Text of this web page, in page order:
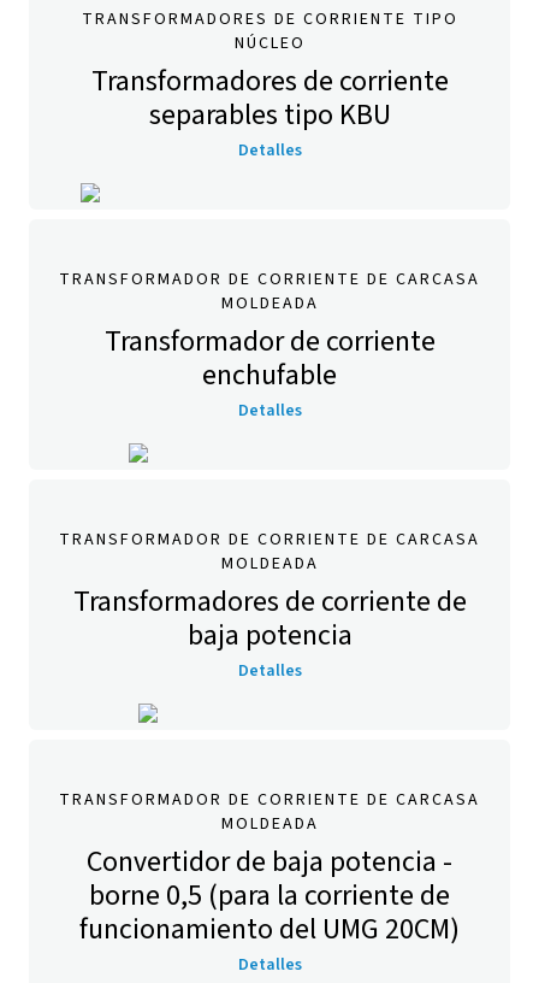
TRANSFORMADORES DE CORRIENTE TIPO
NÚCLEO
Transformadores de corriente
separables tipo KBU
Detalles
TRANSFORMADOR DE CORRIENTE DE CARCASA
MOLDEADA
Transformador de corriente
enchufable
Detalles
TRANSFORMADOR DE CORRIENTE DE CARCASA
MOLDEADA
Transformadores de corriente de
baja potencia
Detalles
TRANSFORMADOR DE CORRIENTE DE CARCASA
MOLDEADA
Convertidor de baja potencia -
borne 0,5 (para la corriente de
funcionamiento del UMG 20CM)
Detalles